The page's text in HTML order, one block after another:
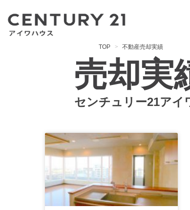
TOP 不動産売却実績
売却実
センチュリー21アイ